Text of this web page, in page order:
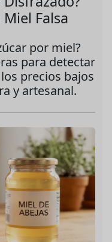
Falsa
por miel?
para detectar
precios bajos
y artesanal.